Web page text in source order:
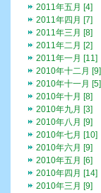
2011年五月 [4]
2011年四月 [7]
2011年三月 [8]
2011年二月 [2]
2011年一月 [11]
2010年十二月 [9]
2010年十一月 [5]
2010年十月 [8]
2010年九月 [3]
2010年八月 [9]
2010年七月 [10]
2010年六月 [9]
2010年五月 [6]
2010年四月 [14]
2010年三月 [9]